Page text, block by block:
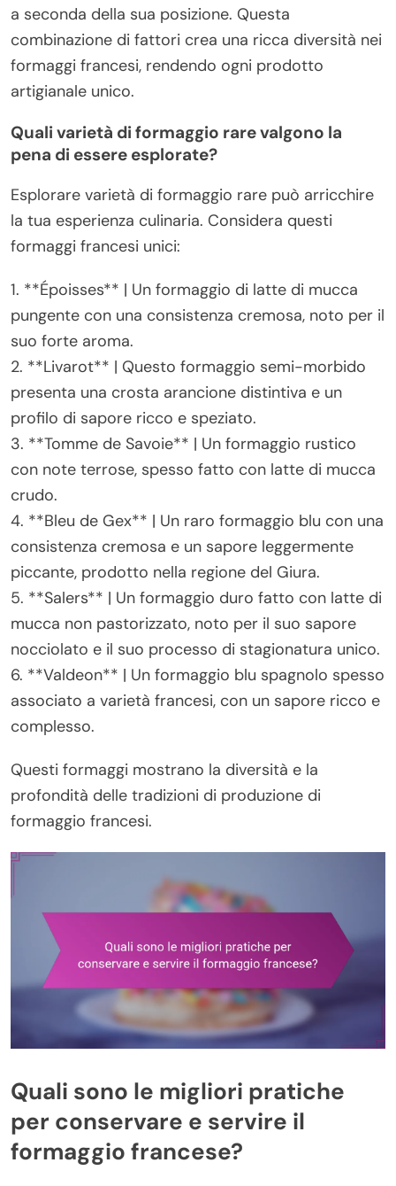
a seconda della sua posizione. Questa
combinazione di fattori crea una ricca diversità nei
formaggi francesi, rendendo ogni prodotto
artigianale unico.
Quali varietà di formaggio rare valgono la
pena di essere esplorate?
Esplorare varietà di formaggio rare può arricchire
la tua esperienza culinaria. Considera questi
formaggi francesi unici:
1. **Époisses** | Un formaggio di latte di mucca
pungente con una consistenza cremosa, noto per il
suo forte aroma.
2. **Livarot** | Questo formaggio semi-morbido
presenta una crosta arancione distintiva e un
profilo di sapore ricco e speziato.
3. **Tomme de Savoie** | Un formaggio rustico
con note terrose, spesso fatto con latte di mucca
crudo.
4. **Bleu de Gex** | Un raro formaggio blu con una
consistenza cremosa e un sapore leggermente
piccante, prodotto nella regione del Giura.
5. **Salers** | Un formaggio duro fatto con latte di
mucca non pastorizzato, noto per il suo sapore
nocciolato e il suo processo di stagionatura unico.
6. **Valdeon** | Un formaggio blu spagnolo spesso
associato a varietà francesi, con un sapore ricco e
complesso.
Questi formaggi mostrano la diversità e la
profondità delle tradizioni di produzione di
formaggio francesi.
Quali sono le migliori pratiche
per conservare e servire il
formaggio francese?